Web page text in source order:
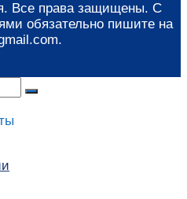
Все права защищены. С
обязательно пишите на